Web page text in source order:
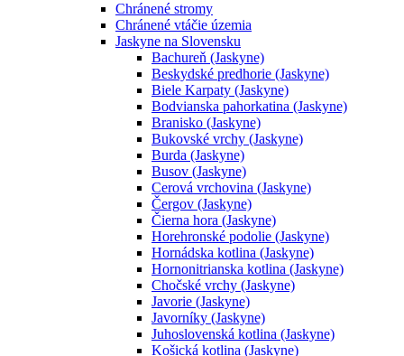
Chránené stromy
Chránené vtáčie územia
Jaskyne na Slovensku
Bachureň (Jaskyne)
Beskydské predhorie (Jaskyne)
Biele Karpaty (Jaskyne)
Bodvianska pahorkatina (Jaskyne)
Branisko (Jaskyne)
Bukovské vrchy (Jaskyne)
Burda (Jaskyne)
Busov (Jaskyne)
Cerová vrchovina (Jaskyne)
Čergov (Jaskyne)
Čierna hora (Jaskyne)
Horehronské podolie (Jaskyne)
Hornádska kotlina (Jaskyne)
Hornonitrianska kotlina (Jaskyne)
Chočské vrchy (Jaskyne)
Javorie (Jaskyne)
Javorníky (Jaskyne)
Juhoslovenská kotlina (Jaskyne)
Košická kotlina (Jaskyne)